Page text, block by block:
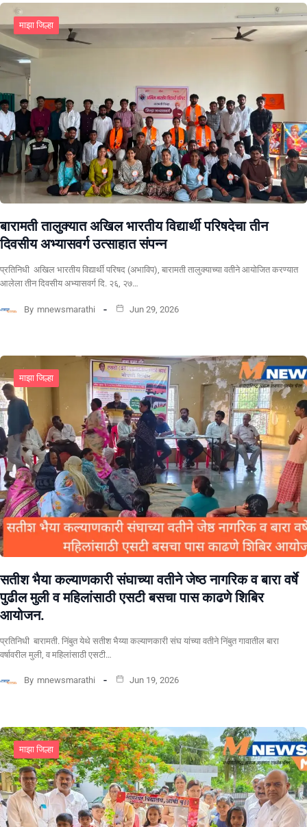
माझा जिल्हा
बारामती तालुक्यात अखिल भारतीय विद्यार्थी परिषदेचा तीन
दिवसीय अभ्यासवर्ग उत्साहात संपन्न
प्रतिनिधी अखिल भारतीय विद्यार्थी परिषद (अभाविप), बारामती तालुक्याच्या वतीने आयोजित करण्यात
आलेला तीन दिवसीय अभ्यासवर्ग दि. २६, २७…
By mnewsmarathi Jun 29, 2026
माझा जिल्हा
सतीश भैया कल्याणकारी संघाच्या वतीने जेष्ठ नागरिक व बारा वर्षे
पुढील मुली व महिलांसाठी एसटी बसचा पास काढणे शिबिर
आयोजन.
प्रतिनिधी बारामती. निंबुत येथे सतीश भैय्या कल्याणकारी संघ यांच्या वतीने निंबुत गावातील बारा
वर्षावरील मुली, व महिलांसाठी एसटी…
By mnewsmarathi Jun 19, 2026
माझा जिल्हा